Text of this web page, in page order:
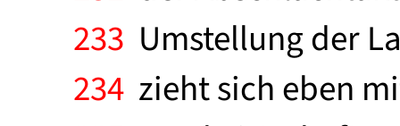
233 Umstellung der
234 zieht sich eben